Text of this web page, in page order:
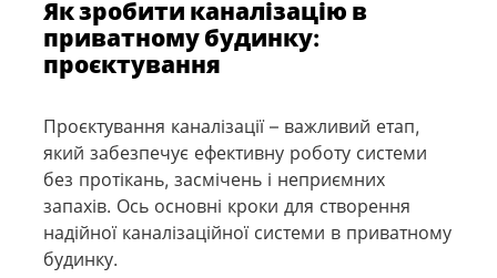
Як зробити каналізацію в
приватному будинку:
проєктування
Проєктування каналізації – важливий етап,
який забезпечує ефективну роботу системи
без протікань, засмічень і неприємних
запахів. Ось основні кроки для створення
надійної каналізаційної системи в приватному
будинку.